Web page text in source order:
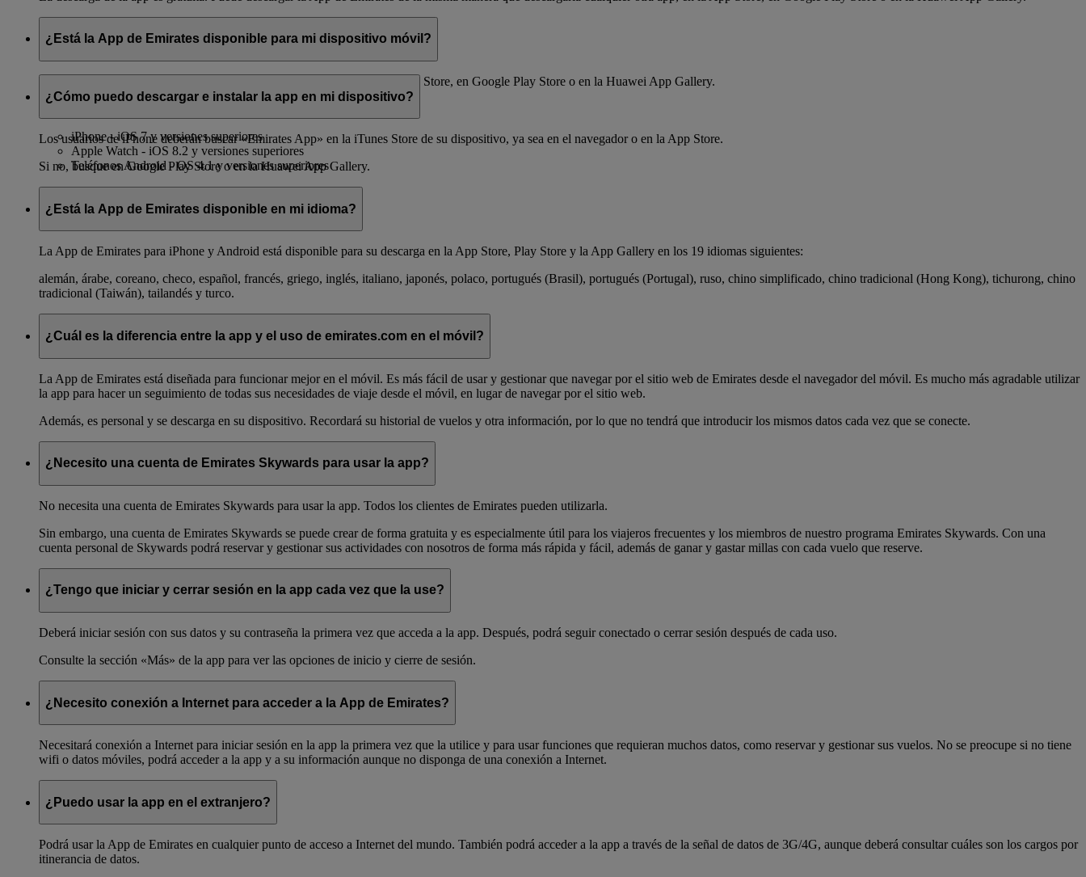
¿Está la App de Emirates disponible para mi dispositivo móvil?
Puede descargar la app tanto en teléfonos iPhone como Android, en la App Store, en Google Play Store o en la Huawei App Gallery.
iPhone - iOS 7 y versiones superiores
Apple Watch - iOS 8.2 y versiones superiores
Teléfonos Android - OS 4.1 y versiones superiores
¿Cómo puedo descargar e instalar la app en mi dispositivo?
Los usuarios de iPhone deberán buscar «Emirates App» en la iTunes Store de su dispositivo, ya sea en el navegador o en la App Store.
Si no, busque en Google Play Store o en la Huawei App Gallery.
¿Está la App de Emirates disponible en mi idioma?
La App de Emirates para iPhone y Android está disponible para su descarga en la App Store, Play Store y la App Gallery en los 19 idiomas siguientes:
alemán, árabe, coreano, checo, español, francés, griego, inglés, italiano, japonés, polaco, portugués (Brasil), portugués (Portugal), ruso, chino simplificado, chino tradicional (Hong Kong), tichurong, chino
tradicional (Taiwán), tailandés y turco.
¿Cuál es la diferencia entre la app y el uso de emirates.com en el móvil?
La App de Emirates está diseñada para funcionar mejor en el móvil. Es más fácil de usar y gestionar que navegar por el sitio web de Emirates desde el navegador del móvil. Es mucho más agradable utilizar
la app para hacer un seguimiento de todas sus necesidades de viaje desde el móvil, en lugar de navegar por el sitio web.
Además, es personal y se descarga en su dispositivo. Recordará su historial de vuelos y otra información, por lo que no tendrá que introducir los mismos datos cada vez que se conecte.
¿Necesito una cuenta de Emirates Skywards para usar la app?
No necesita una cuenta de Emirates Skywards para usar la app. Todos los clientes de Emirates pueden utilizarla.
Sin embargo, una cuenta de Emirates Skywards se puede crear de forma gratuita y es especialmente útil para los viajeros frecuentes y los miembros de nuestro programa Emirates Skywards. Con una
cuenta personal de Skywards podrá reservar y gestionar sus actividades con nosotros de forma más rápida y fácil, además de ganar y gastar millas con cada vuelo que reserve.
¿Tengo que iniciar y cerrar sesión en la app cada vez que la use?
Deberá iniciar sesión con sus datos y su contraseña la primera vez que acceda a la app. Después, podrá seguir conectado o cerrar sesión después de cada uso.
Consulte la sección «Más» de la app para ver las opciones de inicio y cierre de sesión.
¿Necesito conexión a Internet para acceder a la App de Emirates?
Necesitará conexión a Internet para iniciar sesión en la app la primera vez que la utilice y para usar funciones que requieran muchos datos, como reservar y gestionar sus vuelos. No se preocupe si no tiene
wifi o datos móviles, podrá acceder a la app y a su información aunque no disponga de una conexión a Internet.
¿Puedo usar la app en el extranjero?
Podrá usar la App de Emirates en cualquier punto de acceso a Internet del mundo. También podrá acceder a la app a través de la señal de datos de 3G/4G, aunque deberá consultar cuáles son los cargos por
itinerancia de datos.